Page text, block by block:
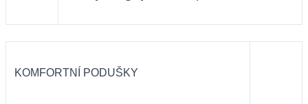
KOMFORTNÍ PODUŠKY